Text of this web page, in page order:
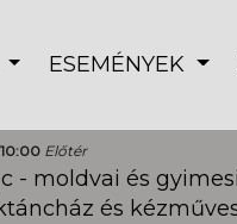
ESEMÉNYEK
Előtér
- moldvai és gyimesi
és